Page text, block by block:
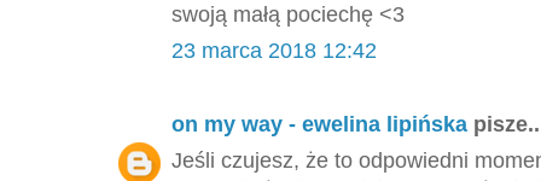
swoją małą pociechę <3
23 marca 2018 12:42
on my way - ewelina lipińska
Jeśli czujesz, że to odpowiedni